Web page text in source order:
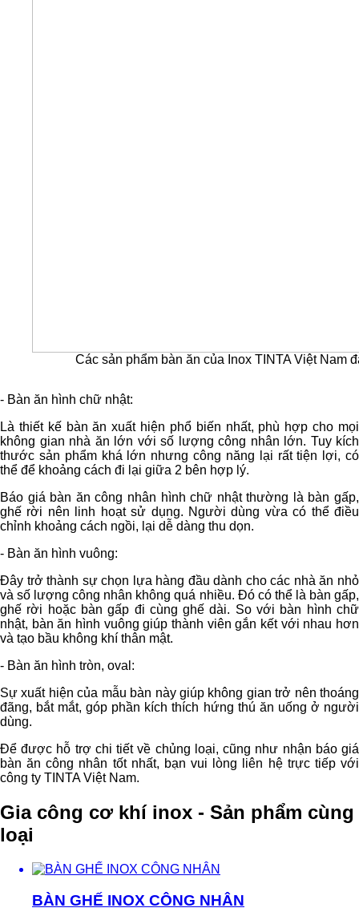
Các sản phẩm bàn ăn của Inox TINTA Việt Nam
- Bàn ăn hình chữ nhật:
Là thiết kế bàn ăn xuất hiện phổ biến nhất, phù hợp cho mọi
không gian nhà ăn lớn với số lượng công nhân lớn. Tuy kích
thước sản phẩm khá lớn nhưng công năng lại rất tiện lợi, có
thể để khoảng cách đi lại giữa 2 bên hợp lý.
Báo giá bàn ăn công nhân hình chữ nhật thường là bàn gấp,
ghế rời nên linh hoạt sử dụng. Người dùng vừa có thể điều
chỉnh khoảng cách ngồi, lại dễ dàng thu dọn.
- Bàn ăn hình vuông:
Đây trở thành sự chọn lựa hàng đầu dành cho các nhà ăn nhỏ
và số lượng công nhân không quá nhiều. Đó có thể là bàn gấp,
ghế rời hoặc bàn gấp đi cùng ghế dài. So với bàn hình chữ
nhật, bàn ăn hình vuông giúp thành viên gắn kết với nhau hơn
và tạo bầu không khí thân mật.
- Bàn ăn hình tròn, oval:
Sự xuất hiện của mẫu bàn này giúp không gian trở nên thoáng
đãng, bắt mắt, góp phần kích thích hứng thú ăn uống ở người
dùng.
Để được hỗ trợ chi tiết về chủng loại, cũng như nhận báo giá
bàn ăn công nhân tốt nhất, bạn vui lòng liên hệ trực tiếp với
công ty TINTA Việt Nam.
Gia công cơ khí inox - Sản phẩm cùng
loại
BÀN GHẾ INOX CÔNG NHÂN